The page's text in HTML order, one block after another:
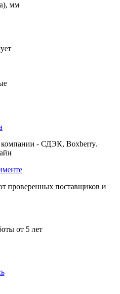
мм
- СДЭК, Boxberry.
проверенных поставщиков и
от 5 лет